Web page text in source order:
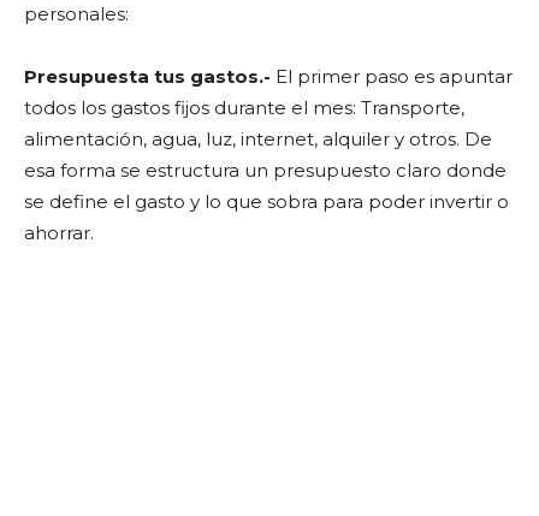
personales:
Presupuesta tus gastos.- El primer paso es apuntar
todos los gastos fijos durante el mes: Transporte,
alimentación, agua, luz, internet, alquiler y otros. De
esa forma se estructura un presupuesto claro donde
se define el gasto y lo que sobra para poder invertir o
ahorrar.